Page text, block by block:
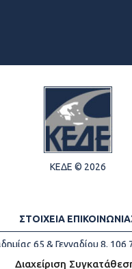
Διαχείριση
ΚΕΔΕ © 2026
ΣΤΟΙΧΕΙΑ
65 & Γενναδίου 8, 106
Τηλέφωνα:
+30 213-